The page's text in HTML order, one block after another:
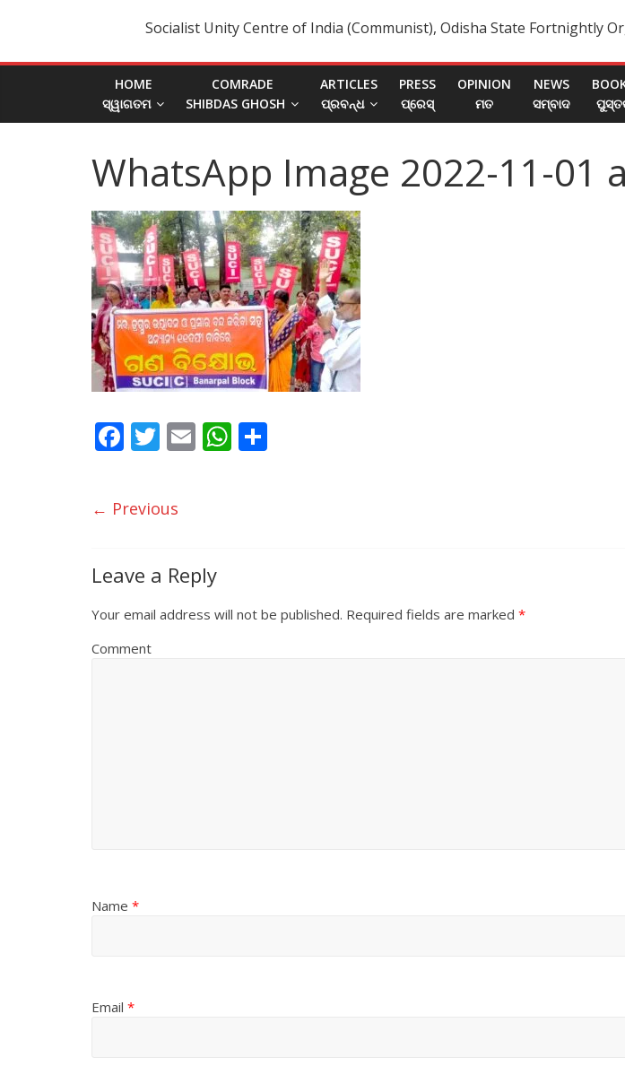
Socialist Unity Centre of India (Communist), Odisha State
HOME
ସ୍ୱାଗତମ
COMRADE
SHIBDAS GHOSH
ARTICLES
ପ୍ରବନ୍ଧ
PRESS
ପ୍ରେସ୍
OPINION
ମତ
NEWS
ସମ୍ବାଦ
WhatsApp Image 2022-11-01
F
b
o
k
T
er
E W
p
← Previous
Leave a Reply
Your email address will not be published. Required fields are marked *
Comment
Name *
Email *